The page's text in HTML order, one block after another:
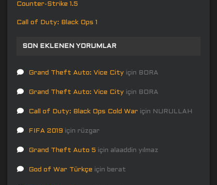
Counter-Strike 1.5
Call of Duty: Black Ops 1
SON EKLENEN YORUMLAR
Grand Theft Auto: Vice City için BORA
Grand Theft Auto: Vice City için BORA
Call of Duty: Black Ops Cold War için NURULLAH
FIFA 2019 için rüzgar
Grand Theft Auto 5 için alaaddin yılmaz
God of War Türkçe için berat